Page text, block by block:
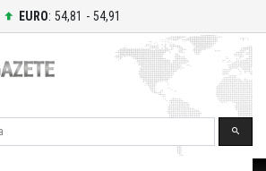
EURO: 54,81 - 54,91